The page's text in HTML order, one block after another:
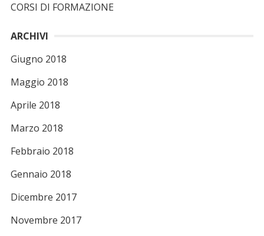
T
C
O
L
:CORSI DI FORMAZIONE
ARCHIVI
Giugno 2018
Maggio 2018
Aprile 2018
Marzo 2018
Febbraio 2018
Gennaio 2018
Dicembre 2017
Novembre 2017